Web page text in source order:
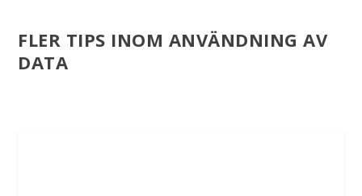
FLER TIPS INOM ANVÄNDNING AV
DATA